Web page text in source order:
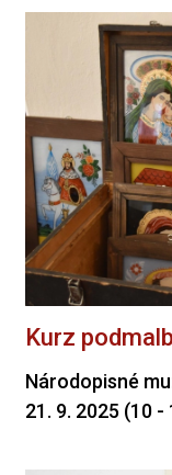
Kurz
Národopisné
21. 9. 2025 (10 -